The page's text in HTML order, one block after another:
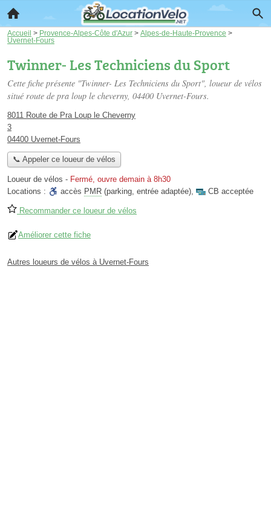
Accueil > Provence-Alpes-Côte d'Azur > Alpes-de-Haute-Provence >
Uvernet-Fours
Twinner- Les Techniciens du Sport
Cette fiche présente "Twinner- Les Techniciens du Sport", loueur de vélos
situé route de pra loup le cheverny, 04400 Uvernet-Fours.
8011 Route de Pra Loup le Cheverny
3
04400 Uvernet-Fours
📞 Appeler ce loueur de vélos
Loueur de vélos - Fermé, ouvre demain à 8h30
Locations :
accès PMR (parking, entrée adaptée), CB acceptée
Recommander ce loueur de vélos
Améliorer cette fiche
Autres loueurs de vélos à Uvernet-Fours